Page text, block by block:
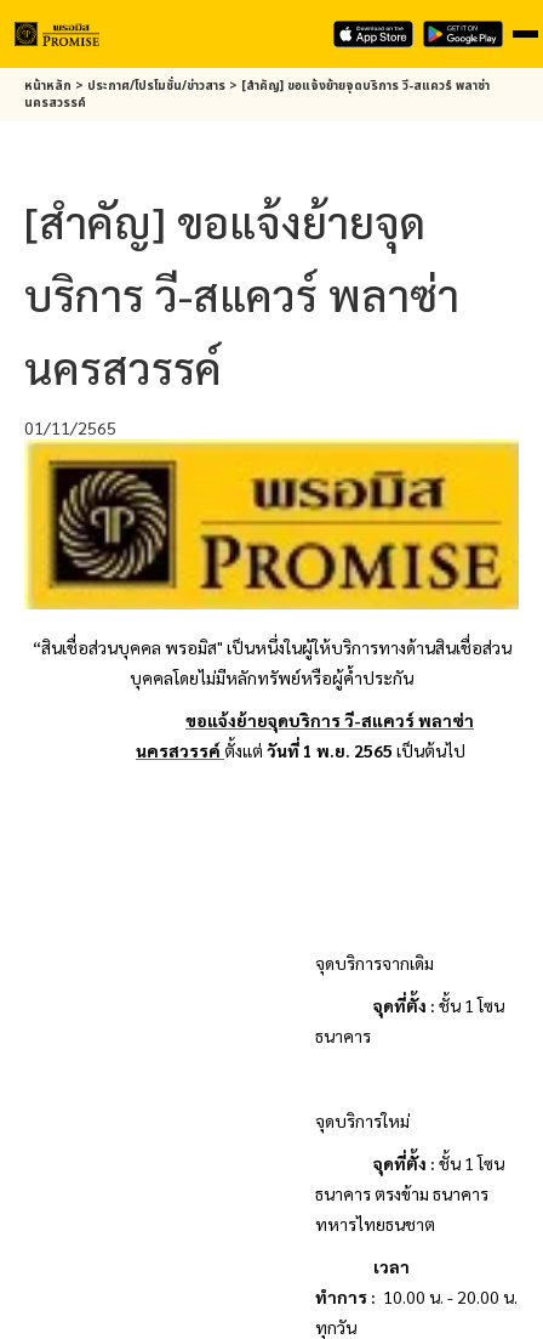
Skipหน้าหลัก > ประกาศ/โปรโมชั่น/ข่าวสาร > [สำคัญ] ขอแจ้งย้ายจุดบริการ วี-สแควร์ พลาซ่า
นครสวรรค์
[สำคัญ] ขอแจ้งย้ายจุด
บริการ วี-สแควร์ พลาซ่า
นครสวรรค์
01/11/2565
“สินเชื่อส่วนบุคคล พรอมิส" เป็นหนึ่งในผู้ให้บริการทางด้านสินเชื่อส่วน
บุคคลโดยไม่มีหลักทรัพย์หรือผู้ค้ำประกัน
ขอแจ้งย้ายจุดบริการ วี-สแควร์ พลาซ่า
นครสวรรค์ตั้งแต่ วันที่ 1 พ.ย. 2565 เป็นต้นไป
จุดบริการจากเดิม
จุดที่ตั้ง : ชั้น 1โซน
ธนาคาร
จุดบริการใหม่
จุดที่ตั้ง : ชั้น 1โซน
ธนาคาร ตรงข้าม ธนาคาร
ทหารไทยธนชาต
เวลา
ทำการ : 10.00 น. - 20.00 น.
ทุกวัน